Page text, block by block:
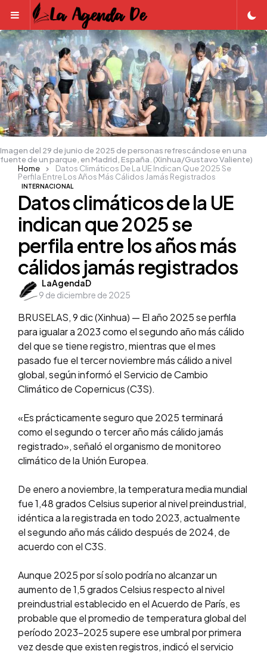
Menu
Imagen del 29 de junio de 2025 de personas refrescándose en una
fuente de un parque, en Madrid, España. (Xinhua/Gustavo Valiente)
INTERNACIONAL
Datos climáticos de la UE
indican que 2025 se
perfila entre los años más
cálidos jamás registrados
Posted
by
LaAgendaD
9 de diciembre de 2025
Home
Datos Climáticos De La UE Indican Que 2025 Se
Perfila Entre Los Años Más Cálidos Jamás Registrados
BRUSELAS, 9 dic (Xinhua) — El año 2025 se perfila
para igualar a 2023 como el segundo año más cálido
del que se tiene registro, mientras que el mes
pasado fue el tercer noviembre más cálido a nivel
global, según informó el Servicio de Cambio
Climático de Copernicus (C3S).
«Es prácticamente seguro que 2025 terminará
como el segundo o tercer año más cálido jamás
registrado», señaló el organismo de monitoreo
climático de la Unión Europea.
De enero a noviembre, la temperatura media mundial
fue 1,48 grados Celsius superior al nivel preindustrial,
idéntica a la registrada en todo 2023, actualmente
el segundo año más cálido después de 2024, de
acuerdo con el C3S.
Aunque 2025 por sí solo podría no alcanzar un
aumento de 1,5 grados Celsius respecto al nivel
preindustrial establecido en el Acuerdo de París, es
probable que el promedio de temperatura global del
período 2023-2025 supere ese umbral por primera
vez desde que existen registros, indicó el servicio